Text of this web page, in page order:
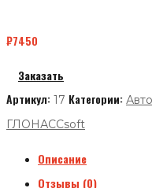
₽7450
Заказать
Артикул: 17 Категории:
ГЛОНАССsoft
Описание
Отзывы (0)